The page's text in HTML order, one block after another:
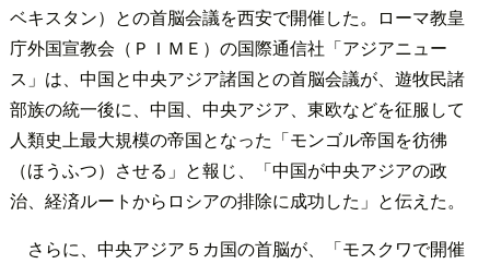
ベキスタン）との首脳会議を西安で開催した。ローマ教皇
庁外国宣教会（ＰＩＭＥ）の国際通信社「アジアニュー
ス」は、中国と中央アジア諸国との首脳会議が、遊牧民諸
部族の統一後に、中国、中央アジア、東欧などを征服して
人類史上最大規模の帝国となった「モンゴル帝国を彷彿
（ほうふつ）させる」と報じ、「中国が中央アジアの政
治、経済ルートからロシアの排除に成功した」と伝えた。
さらに、中央アジア５カ国の首脳が、「モスクワで開催